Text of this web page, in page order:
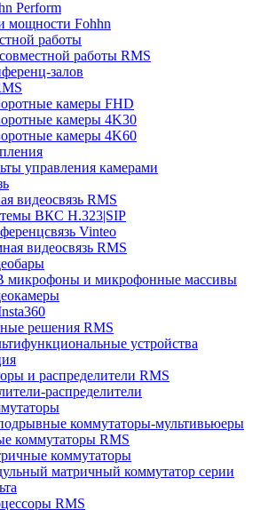
Perform
мощности Fohhn
работы
работы RMS
залов
камеры FHD
камеры 4K30
камеры 4K60
управления камерами
видеосвязь RMS
ВКС H.323|SIP
Vinteo
видеосвязь RMS
микрофоны и микрофонные массивы
решения RMS
устройства
и распределители RMS
распределители
коммутаторы-мультивьюеры
коммутаторы RMS
коммутаторы
матричный коммутатор серии
RMS